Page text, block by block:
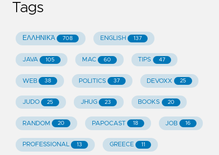
Tags
ΕΛΛΗΝΙΚΆ 708 ENGLISH 137
JAVA 105 MAC 60 TIPS 47
WEB 38 POLITICS 37 DEVOXX 25
JUDO 25 JHUG 23 BOOKS 20
RANDOM 20 PAPOCAST 18 JOB 16
PROFESSIONAL 13 GREECE 11